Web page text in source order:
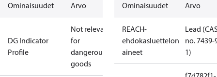
Ominaisuudet Arvo
DG Indicator
Profile
Not relevant
for
dangerous
goods
Ominaisuudet Arvo
REACH-
ehdokasluettelon
aineet
Lead
no. 7439-
1)